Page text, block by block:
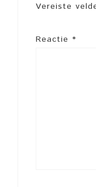
Vereiste
Reactie *